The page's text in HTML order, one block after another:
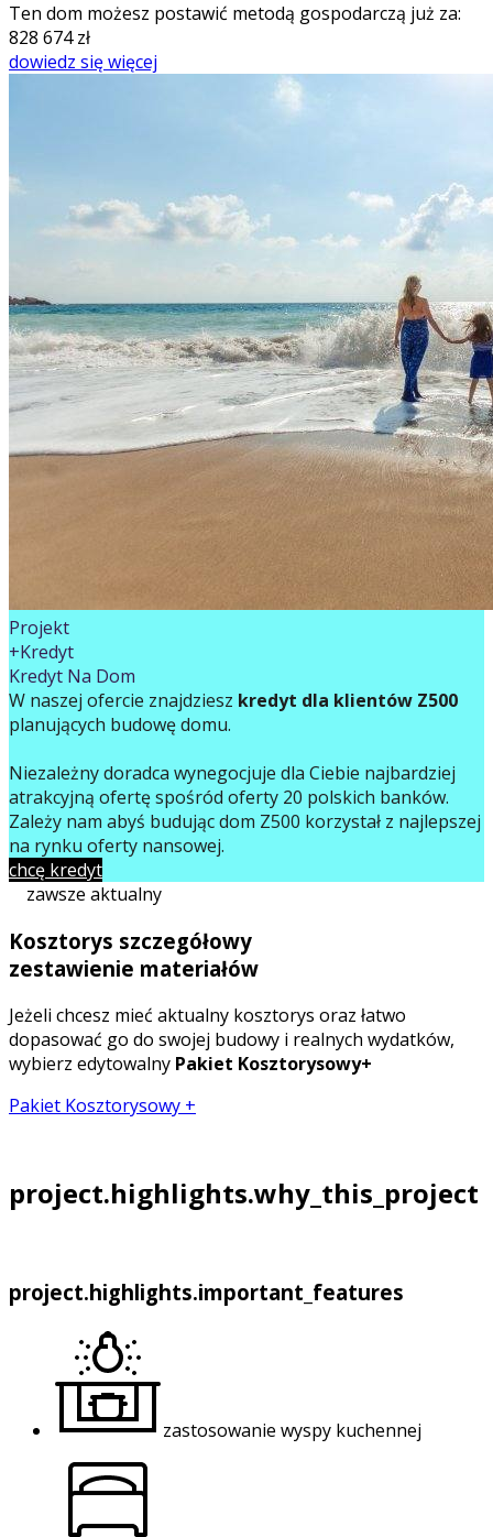
Ten dom możesz postawić metodą gospodarczą już za:
828 674zł
dowiedz się więcej
Projekt
+Kredyt
Kredyt Na Dom
W naszej ofercie znajdziesz kredyt dla klientów Z500
planujących budowę domu.
Niezależny doradca wynegocjuje dla Ciebie najbardziej
atrakcyjną ofertę spośród oferty 20 polskich banków.
Zależy nam abyś budując dom Z500 korzystał z najlepszej
na rynku oferty finansowej.
chcę kredyt
zawsze aktualny
Kosztorys szczegółowy
zestawienie materiałów
Jeżeli chcesz mieć aktualny kosztorys oraz łatwo
dopasować go do swojej budowy i realnych wydatków,
wybierz edytowalny Pakiet Kosztorysowy+
Pakiet Kosztorysowy +
project.highlights.why_this_project
project.highlights.important_features
zastosowanie wyspy kuchennej